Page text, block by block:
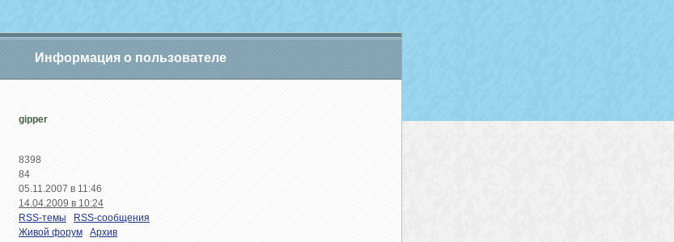
Информация о пользователе
gipper
8398
84
05.11.2007 в 11:46
14.04.2009 в 10:24
RSS-темы RSS-сообщения
Живой форум Архив